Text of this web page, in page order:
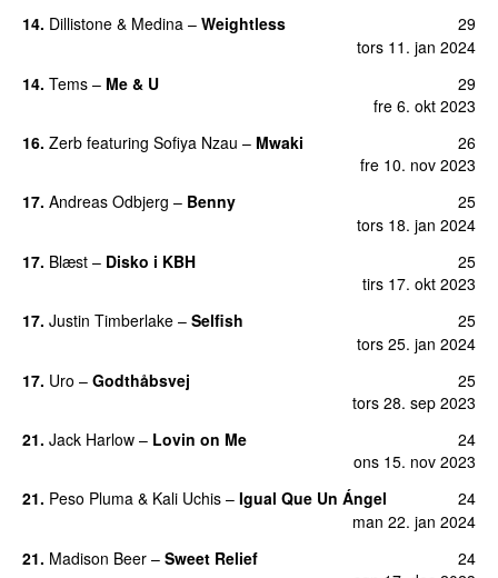
14. Dillistone & Medina – Weightless
tors 11. jan 2024
29
14. Tems – Me & U
fre 6. okt 2023
29
16. Zerb featuring Sofiya Nzau – Mwaki
fre 10. nov 2023
26
17. Andreas Odbjerg – Benny
tors 18. jan 2024
25
17. Blæst – Disko i KBH
tirs 17. okt 2023
25
17. Justin Timberlake – Selfish
tors 25. jan 2024
25
17. Uro – Godthåbsvej
tors 28. sep 2023
25
21. Jack Harlow – Lovin on Me
ons 15. nov 2023
24
21. Peso Pluma & Kali Uchis – Igual Que Un Ángel
man 22. jan 2024
24
21. Madison Beer – Sweet Relief 24